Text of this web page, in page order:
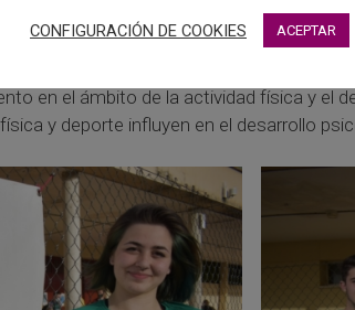
en el ámbito de la actividad física y
y deporte influyen en el desarrollo
CONFIGURACIÓN DE COOKIES ACEPTAR